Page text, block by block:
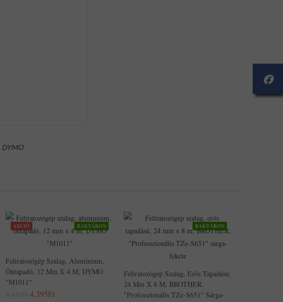
DYMO
AKCIÓ RAKTÁRON
Feliratozógép Szalag, Alumínium,
Öntapadó, 12 Mm X 4 M, DYMO
"M1011"
4,395Ft
RAKTÁRON
Feliratozógép Szalag, Erős Tapadású,
24 Mm X 8 M, BROTHER,
"Professzionális TZe-S651" Sárga-